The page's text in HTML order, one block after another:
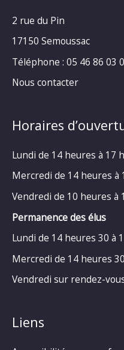
2 rue du Pin
17150 Semoussac
Téléphone : 05 46 86 03
Nous contacter
Horaires
Lundi de 14 heures à 17
Mercredi de 14 heures à
Vendredi de 10 heures à
Permanence des élus
Lundi de 14 heures 30 à
Mercredi de 14 heures
Vendredi sur rendez-
Liens